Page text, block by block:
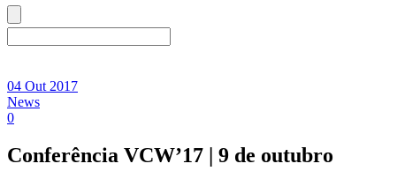
04 Out 2017
News
0
Conferência VCW’17 | 9 de outubro